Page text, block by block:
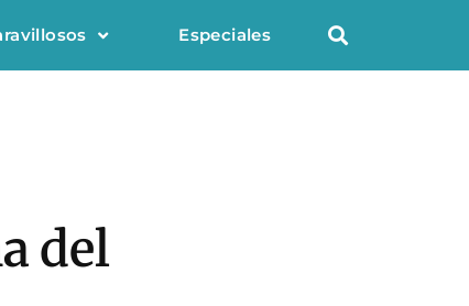
Especiales
del